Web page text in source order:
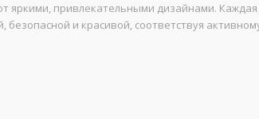
яркими, привлекательными дизайнами. Каждая
и красивой, соответствуя